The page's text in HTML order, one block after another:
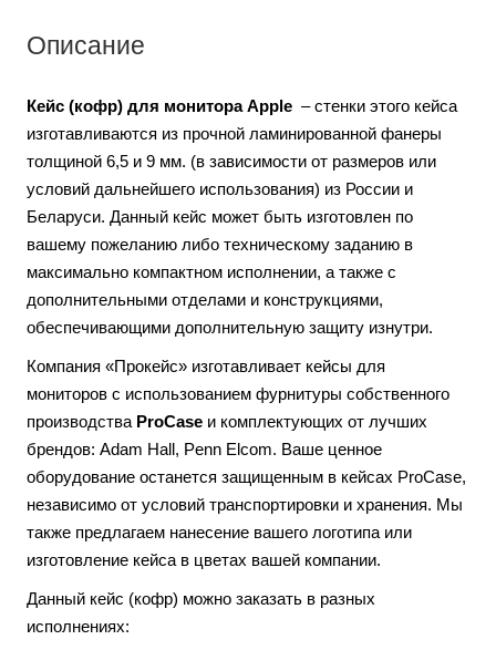
Описание
Кейс (кофр) для монитора Apple – стенки этого кейса
изготавливаются из прочной ламинированной фанеры
толщиной 6,5 и 9 мм. (в зависимости от размеров или
условий дальнейшего использования) из России и
Беларуси. Данный кейс может быть изготовлен по
вашему пожеланию либо техническому заданию в
максимально компактном исполнении, а также с
дополнительными отделами и конструкциями,
обеспечивающими дополнительную защиту изнутри.
Компания «Прокейс» изготавливает кейсы для
мониторов с использованием фурнитуры собственного
производства ProCase и комплектующих от лучших
брендов: Adam Hall, Penn Elcom. Ваше ценное
оборудование останется защищенным в кейсах ProCase,
независимо от условий транспортировки и хранения. Мы
также предлагаем нанесение вашего логотипа или
изготовление кейса в цветах вашей компании.
Данный кейс (кофр) можно заказать в разных
исполнениях: